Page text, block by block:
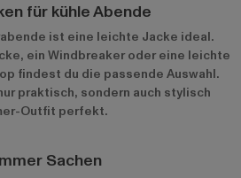
für kühle Abende
ist eine leichte Jacke ideal.
ein Windbreaker oder eine leichte
findest du die passende Auswahl.
praktisch, sondern auch stylisch
Outfit perfekt.
Sachen